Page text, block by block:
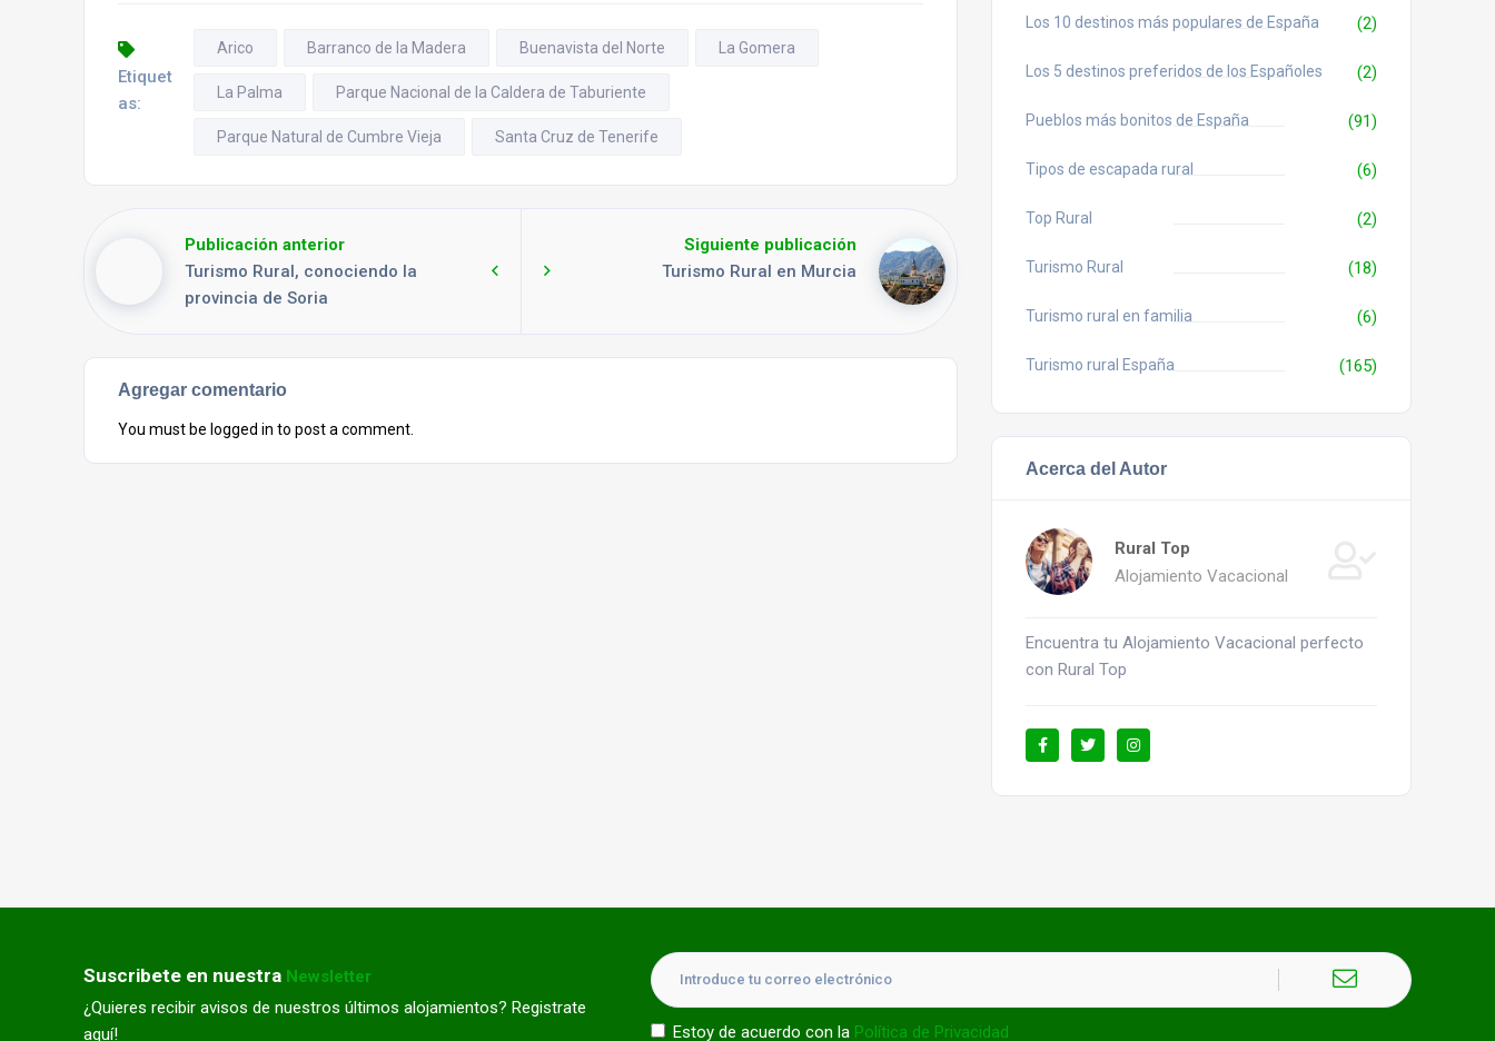
Etiquet
as:
Arico Barranco de la Madera Buenavista del Norte La Gomera
La Palma Parque Nacional de la Caldera de Taburiente
Parque Natural de Cumbre Vieja Santa Cruz de Tenerife
Publicación anterior
Turismo Rural, conociendo la
provincia de Soria
Siguiente publicación
Turismo Rural en Murcia
Agregar comentario
You must be logged in to post a comment.
Los 10 destinos más populares de España (2)
Los 5 destinos preferidos de los Españoles (2)
Pueblos más bonitos de España (91)
Tipos de escapada rural (6)
Top Rural (2)
Turismo Rural (18)
Turismo rural en familia (6)
Turismo rural España (165)
Acerca del Autor
Rural Top
Alojamiento Vacacional
Encuentra tu Alojamiento Vacacional perfecto
con Rural Top
Suscribete en nuestra Newsletter
¿Quieres recibir avisos de nuestros últimos alojamientos? Registrate
aquí!
Estoy de acuerdo con la Política de Privacidad